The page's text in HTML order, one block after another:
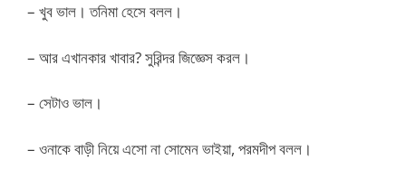
– খুব ভাল। তনিমা হেসে বলল।
– আর এখানকার খাবার? সুরিন্দর জিজ্ঞেস করল।
– সেটাও ভাল।
– ওনাকে বাড়ী নিয়ে এসো না সোমেন ভাইয়া, পরমদীপ বলল।